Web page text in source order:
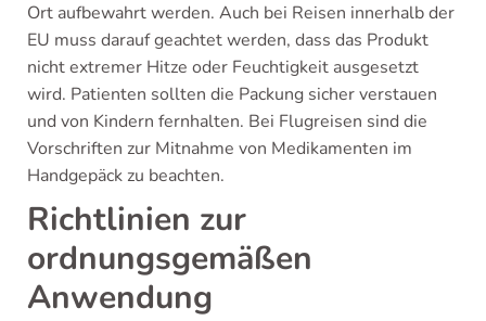
Ort aufbewahrt werden. Auch bei Reisen innerhalb der
EU muss darauf geachtet werden, dass das Produkt
nicht extremer Hitze oder Feuchtigkeit ausgesetzt
wird. Patienten sollten die Packung sicher verstauen
und von Kindern fernhalten. Bei Flugreisen sind die
Vorschriften zur Mitnahme von Medikamenten im
Handgepäck zu beachten.
Richtlinien zur
ordnungsgemäßen
Anwendung